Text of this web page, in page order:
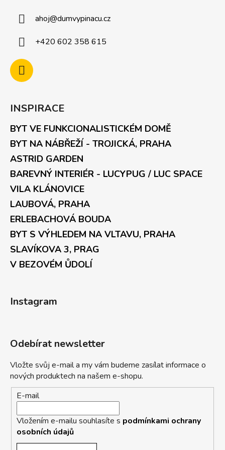
ahoj@dumvypinacu.cz
+420 602 358 615
INSPIRACE
BYT VE FUNKCIONALISTICKÉM DOMĚ
BYT NA NÁBŘEŽÍ - TROJICKÁ, PRAHA
ASTRID GARDEN
BAREVNÝ INTERIÉR - LUCYPUG / LUC SPACE
VILA KLÁNOVICE
LAUBOVÁ, PRAHA
ERLEBACHOVÁ BOUDA
BYT S VÝHLEDEM NA VLTAVU, PRAHA
SLAVÍKOVA 3, PRAG
V BEZOVÉM ŮDOLÍ
Instagram
Odebírat newsletter
Vložte svůj e-mail a my vám budeme zasílat informace o
nových produktech na našem e-shopu.
E-mail
Vložením e-mailu souhlasíte s podmínkami ochrany
osobních údajů